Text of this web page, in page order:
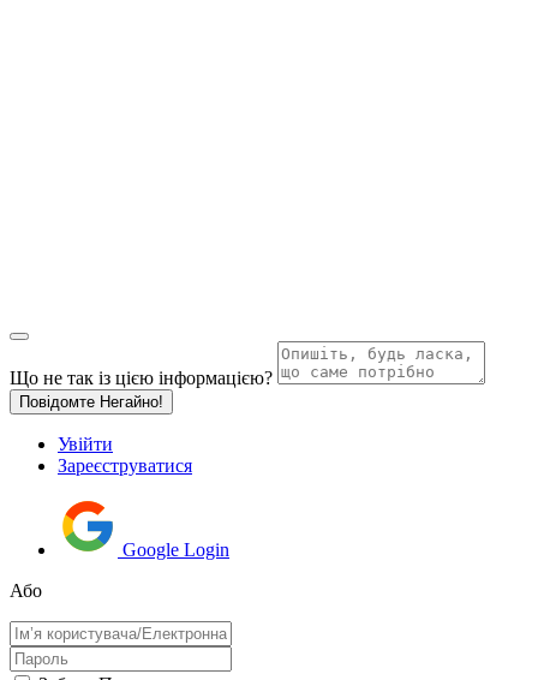
Що не так із цією інформацією?
Повідомте Негайно!
Увійти
Зареєструватися
Google Login
Або